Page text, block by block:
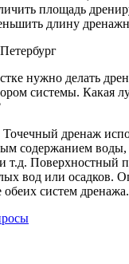
площадь
длину
нужно делать
системы. Какая
Точечный дренаж
содержанием воды,
т.д. Поверхностный
вод или осадков.
обеих систем дренажа.